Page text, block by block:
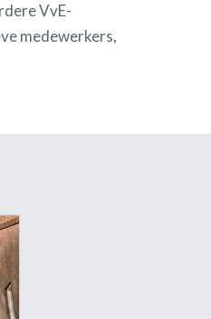
VvE-
medewerkers,